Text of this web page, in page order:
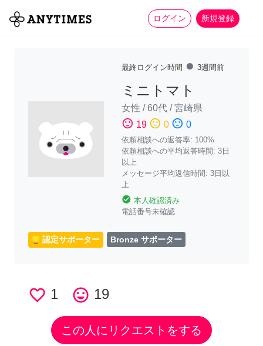
ログイン 新規登録
全て 家事 more_horiz
最終ログイン時間 fiber_manual_record 3週間前
ミニトマト
女性 /60代 /宮崎県
sentiment_satisfied 19 sentiment_neutral 0 sentiment_dissatisfied 0
依頼相談への返答率: 100%
依頼相談への平均返答時間: 3日
以上
メッセージ平均返信時間: 3日以
上
check_circle 本人確認済み
電話番号未確認
認定サポーター Bronze サポーター
favorite_border 1 tag_faces 19
この人にリクエストをする